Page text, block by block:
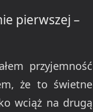
pierwszej –
przyjemność
że to świetne
wciąż na drugą